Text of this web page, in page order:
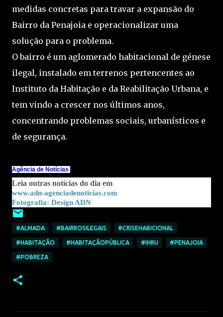
medidas concretas para travar a expansão do
Bairro da Penajoia e operacionalizar uma
solução para o problema.
O bairro é um aglomerado habitacional de génese
ilegal, instalado em terrenos pertencentes ao
Instituto da Habitação e da Reabilitação Urbana, e
tem vindo a crescer nos últimos anos,
concentrando problemas sociais, urbanísticos e
de segurança.
Agência de Notícias
Leia outras notícias do dia em
www.adn-agenciadenoticias.com
Fotografia: Design ADN
#ALMADA #BAIRROSILEGAIS #CRISEHABICIONAL
#HABITAÇÃO #HABITAÇÃOPÚBLICA #IHRU #PENAJOIA
#POBREZA